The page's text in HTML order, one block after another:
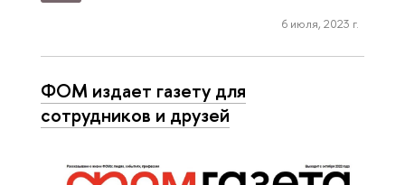
6 июля, 2023 г.
ФОМ издает газету для
сотрудников и друзей